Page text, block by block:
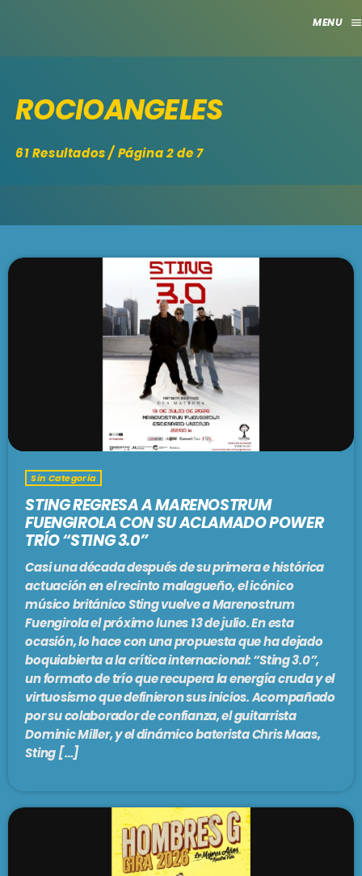
HOME
TV
GRILLA
EN VIVO AHORA!
Clásicos
PASADO LIVE
ROCIOANGELES
61 Resultados / Página 2 de 7
Sin Categoria
STING REGRESA A MARENOSTRUM
FUENGIROLA CON SU ACLAMADO POWER
TRÍO “STING 3.0”
Casi una década después de su primera e histórica
actuación en el recinto malagueño, el icónico
músico británico Sting vuelve a Marenostrum
Fuengirola el próximo lunes 13 de julio. En esta
ocasión, lo hace con una propuesta que ha dejado
boquiabierta a la crítica internacional: “Sting 3.0”,
un formato de trío que recupera la energía cruda y el
virtuosismo que definieron sus inicios. Acompañado
por su colaborador de confianza, el guitarrista
Dominic Miller, y el dinámico baterista Chris Maas,
Sting […]